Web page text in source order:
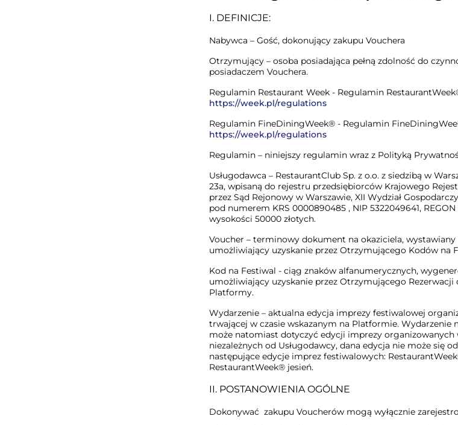
I. DEFINICJE:
Nabywca – Gość, dokonujący zakupu Vouchera
Otrzymujący – osoba posiadająca pełną zdolność do
posiadaczem Vouchera.
Regulamin Restaurant Week - Regulamin
https://week.pl/regulations
Regulamin FineDiningWeek® - Regulamin
https://week.pl/regulations
Regulamin – niniejszy regulamin wraz z Polityką
Usługodawca – RestaurantClub Sp. z o.o. z siedzibą w
23a, wpisaną do rejestru przedsiębiorców Krajowego
przez Sąd Rejonowy w Warszawie, XII Wydział
pod numerem KRS 0000890485 , NIP 5322049641, REGON
wysokości 50000 złotych.
Voucher – terminowy dokument na okaziciela, wystawiany
umożliwiający uzyskanie przez Otrzymującego Kodów na
Kod na Festiwal - ciąg znaków alfanumerycznych,
umożliwiający uzyskanie przez Otrzymującego
Platformy.
Wydarzenie – aktualna edycja imprezy festiwalowej
trwającej w czasie wskazanym na Platformie. Wydarzenie
może natomiast dotyczyć edycji imprezy organizowanych
niezależnych od Usługodawcy, dana edycja nie może się
następujące edycje imprez festiwalowych:
RestaurantWeek® jesień.
II. POSTANOWIENIA OGÓLNE
Dokonywać zakupu Voucherów mogą wyłącznie